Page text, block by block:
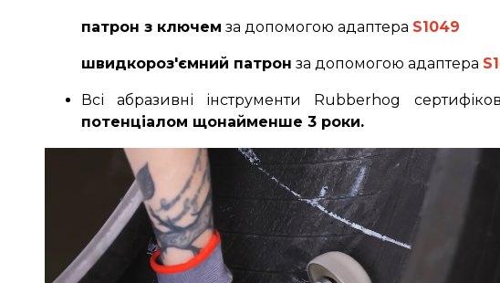
патрон з ключем за допомогою адаптера S1049
швидкороз'ємний патрон за допомогою адаптера
Всі абразивні інструменти Rubberhog
потенціалом щонайменше 3 роки.